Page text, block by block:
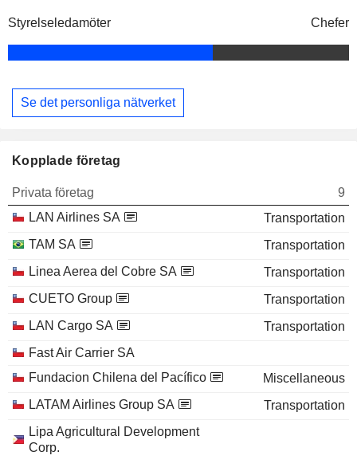
Styrelseledamöter Chefer
Se det personliga nätverket
Kopplade företag
Privata företag
9
LAN Airlines SA
Transportation
TAM SA
Transportation
Linea Aerea del Cobre SA
Transportation
CUETO Group
Transportation
LAN Cargo SA
Transportation
Fast Air Carrier SA
Fundacion Chilena del Pacífico
Miscellaneous
LATAM Airlines Group SA
Transportation
Lipa Agricultural Development
Corp.